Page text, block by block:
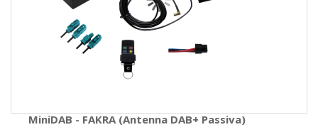
MiniDAB - FAKRA (Antenna DAB+ Passiva)